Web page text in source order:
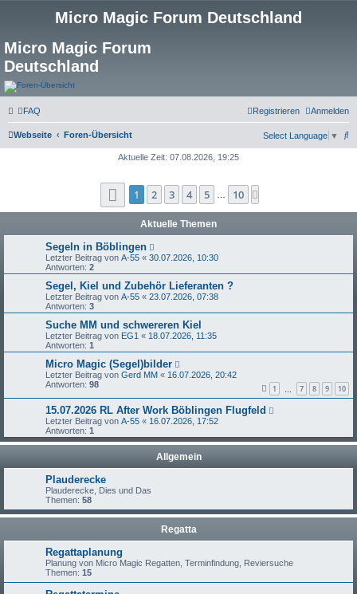
Micro Magic Forum Deutschland
Micro Magic Forum
Deutschland
FAQ Anmelden
Registrieren
Webseite Foren-Übersicht
S
e
Select Language ▼
Aktuelle Zeit: 07.08.2026, 19:25
Seite 1von
1 2 3 4 5 10
Aktuelle Themen
Segeln in Böblingen
Letzter Beitrag von A-55 « 30.07.2026, 10:30
Antworten: 2
Segel, Kiel und Zubehör Lieferanten ?
Letzter Beitrag von A-55 « 23.07.2026, 07:38
Antworten: 3
Suche MM und schwereren Kiel
Letzter Beitrag von EG1 « 18.07.2026, 11:35
Antworten: 1
Micro Magic (Segel)bilder
Letzter Beitrag von Gerd MM « 16.07.2026, 20:42
Antworten: 98 1 7 8 9 10
15.07.2026 RL After Work Böblingen Flugfeld
Letzter Beitrag von A-55 « 16.07.2026, 17:52
Antworten: 1
Allgemein
Plauderecke
Plauderecke, Dies und Das
Themen: 58
Regatta
Regattaplanung
Planung von Micro Magic Regatten, Terminfindung, Reviersuche
Themen: 15